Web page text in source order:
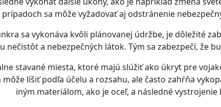
sa môže vyžadovať aj odstránenie
sa vykonáva kvôli plánovanej údržbe, je dôležité
nečistôt a nebezpečných látok. Tým sa zabezpečí, že
stavané miesta, ktoré majú slúžiť ako úkryt pre
môže líšiť podľa účelu a rozsahu, ale často zahŕňa
iným materiálom, ako je oceľ, a následné